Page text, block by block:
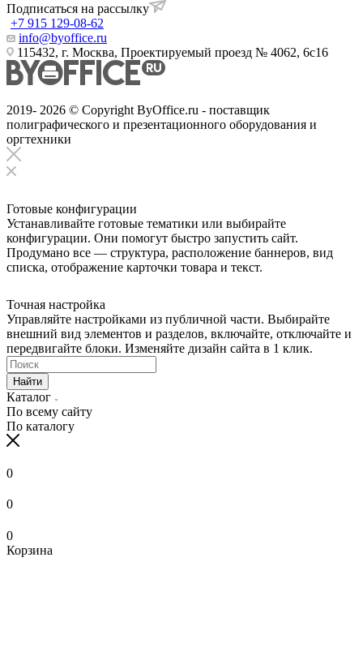
Подписаться на рассылку
+7 915 129-08-62
info@byoffice.ru
115432, г. Москва, Проектируемый проезд № 4062, 6с16
2019- 2026 © Copyright ByOffice.ru - поставщик
полиграфического и презентационного оборудования и
оргтехники
Готовые конфигурации
Устанавливайте готовые тематики или выбирайте
конфигурации. Они помогут быстро запустить сайт.
Продумано все — структура, расположение баннеров, вид
списка, отображение карточки товара и текст.
Точная настройка
Управляйте настройками из публичной части. Выбирайте
внешний вид элементов и разделов, включайте, отключайте и
передвигайте блоки. Изменяйте дизайн сайта в 1 клик.
Найти
Каталог
По всему сайту
По каталогу
0
0
0
Корзина